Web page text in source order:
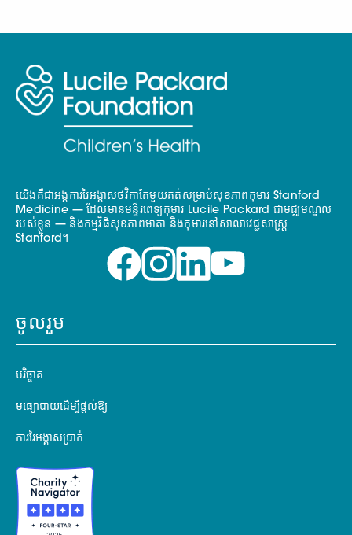
យើងគឺជាអង្គការរៃអង្គាសថវិកាតែមួយគត់សម្រាប់សុខភាពកុមារ Stanford
Medicine — ដែលមានមន្ទីរពេទ្យកុមារ Lucile Packard ជាមជ្ឈមណ្ឌល
របស់ខ្លួន — និងកម្មវិធីសុខភាពមាតា និងកុមារនៅសាលាវេជ្ជសាស្ត្រ
Stanford។
ចូលរួម
បរិច្ចាគ
មធ្យោបាយដើម្បីផ្តល់ឱ្យ
ការរៃអង្គាសប្រាក់